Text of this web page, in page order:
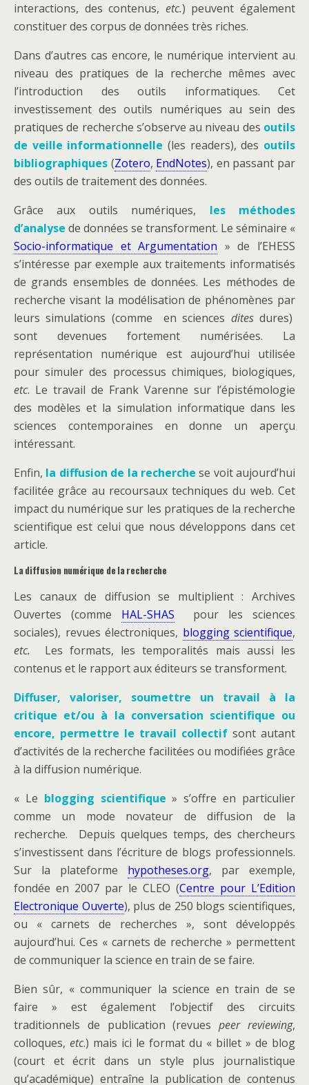
interactions, des contenus, etc.) peuvent également
constituer des corpus de données très riches.
Dans d’autres cas encore, le numérique intervient au
niveau des pratiques de la recherche mêmes avec
l’introduction des outils informatiques. Cet
investissement des outils numériques au sein des
pratiques de recherche s’observe au niveau des outils
de veille informationnelle (les readers), des outils
bibliographiques (Zotero, EndNotes), en passant par
des outils de traitement des données.
Grâce aux outils numériques, les méthodes
d’analyse de données se transforment. Le séminaire «
Socio-informatique et Argumentation » de l’EHESS
s’intéresse par exemple aux traitements informatisés
de grands ensembles de données. Les méthodes de
recherche visant la modélisation de phénomènes par
leurs simulations (comme en sciences ditesdures)
sont devenues fortement numérisées. La
représentation numérique est aujourd’hui utilisée
pour simuler des processus chimiques, biologiques,
etc. Le travail de Frank Varenne sur l’épistémologie
des modèles et la simulation informatique dans les
sciences contemporaines en donne un aperçu
intéressant.
Enfin, la diffusion de la recherchese voit aujourd’hui
facilitée grâce au recoursaux techniques du web. Cet
impact du numérique sur les pratiques de la recherche
scientifique est celui que nous développons dans cet
article.
La diffusion numérique de la recherche
Les canaux de diffusion se multiplient : Archives
Ouvertes (comme HAL-SHAS pour les sciences
sociales), revues électroniques, blogging scientifique,
etc. Les formats, les temporalités mais aussi les
contenus et le rapport aux éditeurs se transforment.
Diffuser, valoriser, soumettre un travail à la
critique et/ou à la conversation scientifique ou
encore, permettre le travail collectif sont autant
d’activités de la recherche facilitées ou modifiées grâce
à la diffusion numérique.
« Le blogging scientifique » s’offre en particulier
comme un mode novateur de diffusion de la
recherche. Depuis quelques temps, des chercheurs
s’investissent dans l’écriture de blogs professionnels.
Sur la plateforme hypotheses.org, par exemple,
fondée en 2007 par le CLEO (Centre pour L’Edition
Electronique Ouverte), plus de 250 blogs scientifiques,
ou « carnets de recherches », sont développés
aujourd’hui. Ces « carnets de recherche » permettent
de communiquer la science en train de se faire.
Bien sûr, « communiquer la science en train de se
faire » est également l’objectif des circuits
traditionnels de publication (revuespeer reviewing,
colloques, etc.) mais ici le format du « billet » de blog
(court et écrit dans un style plus journalistique
qu’académique) entraîne la publication de contenus